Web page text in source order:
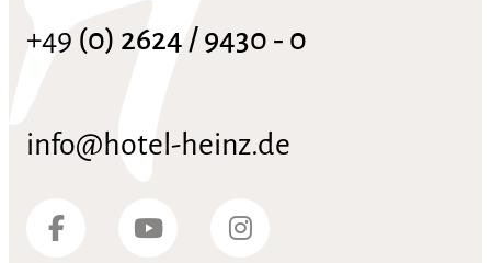
+49 (0) 2624 / 9430 ‑ 0
info@hotel-heinz.de